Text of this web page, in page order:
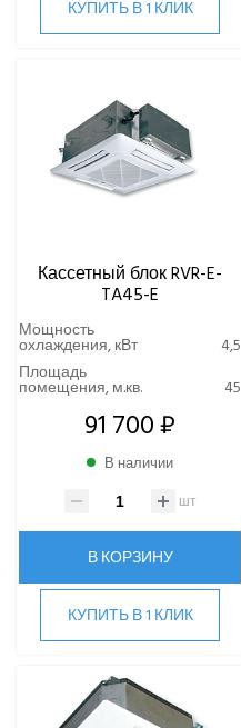
КУПИТЬ В 1 КЛИК
Кассетный блок RVR-E-
TA45-E
Мощность
охлаждения, кВт
4,5
Площадь
помещения, м.кв. 45
91 700 ₽
В наличии
шт
В КОРЗИНУ
КУПИТЬ В 1 КЛИК